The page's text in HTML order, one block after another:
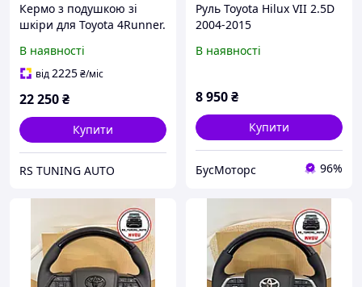
Кермо з подушкою зі
шкіри для Toyota 4Runner.
сборі.
В наявності
від2225₴/міс
22 250₴
Купити
RS TUNING AUTO
Руль Toyota Hilux VII 2.5D
2004-2015
В наявності
8 950₴
Купити
БусМоторс 96%